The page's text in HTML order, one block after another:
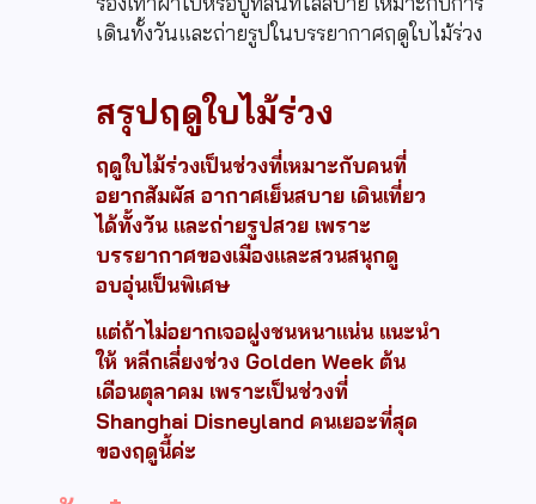
เดินทั้งวันและถ่ายรูปในบรรยากาศฤดูใบไม้ร่วง
สรุปฤดูใบไม้ร่วง
ฤดูใบไม้ร่วงเป็นช่วงที่เหมาะกับคนที่
อยากสัมผัส อากาศเย็นสบาย เดินเที่ยว
ได้ทั้งวัน และถ่ายรูปสวย เพราะ
บรรยากาศของเมืองและสวนสนุกดู
อบอุ่นเป็นพิเศษ
แต่ถ้าไม่อยากเจอฝูงชนหนาแน่น แนะนำ
ให้ หลีกเลี่ยงช่วง Golden Week ต้น
เดือนตุลาคม เพราะเป็นช่วงที่
Shanghai Disneyland คนเยอะที่สุด
ของฤดูนี้ค่ะ